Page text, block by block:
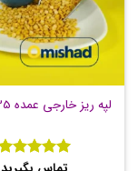
لپه ریز خارجی عمده 35 کیلویی
نمره 5از